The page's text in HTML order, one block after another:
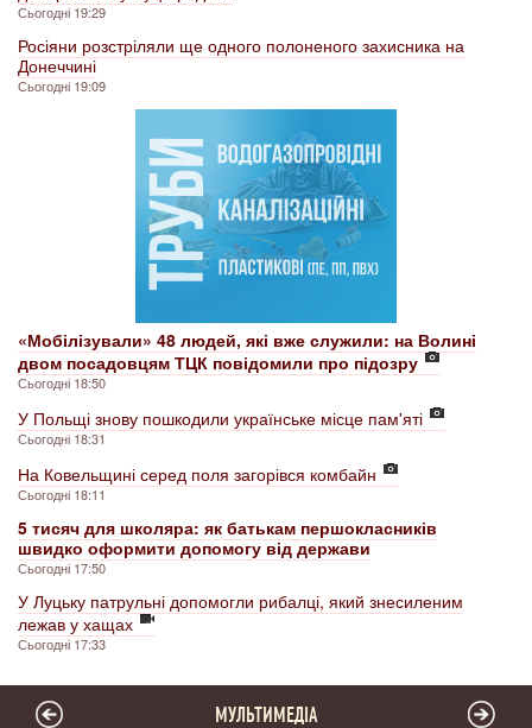
Сьогодні 19:29
Росіяни розстріляли ще одного полоненого захисника на
Донеччині
Сьогодні 19:09
«Мобілізували» 48 людей, які вже служили: на Волині
двом посадовцям ТЦК повідомили про підозру
Сьогодні 18:50
У Польщі знову пошкодили українське місце пам'яті
Сьогодні 18:31
На Ковельщині серед поля загорівся комбайн
Сьогодні 18:11
5 тисяч для школяра: як батькам першокласників
швидко оформити допомогу від держави
Сьогодні 17:50
У Луцьку патрульні допомогли рибалці, який знесиленим
лежав у хащах
Сьогодні 17:33
МУЛЬТИМЕДІА